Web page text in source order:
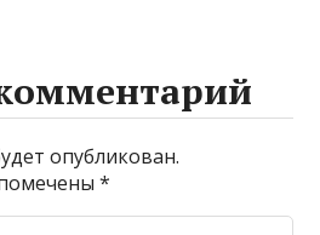
опубликован.
*